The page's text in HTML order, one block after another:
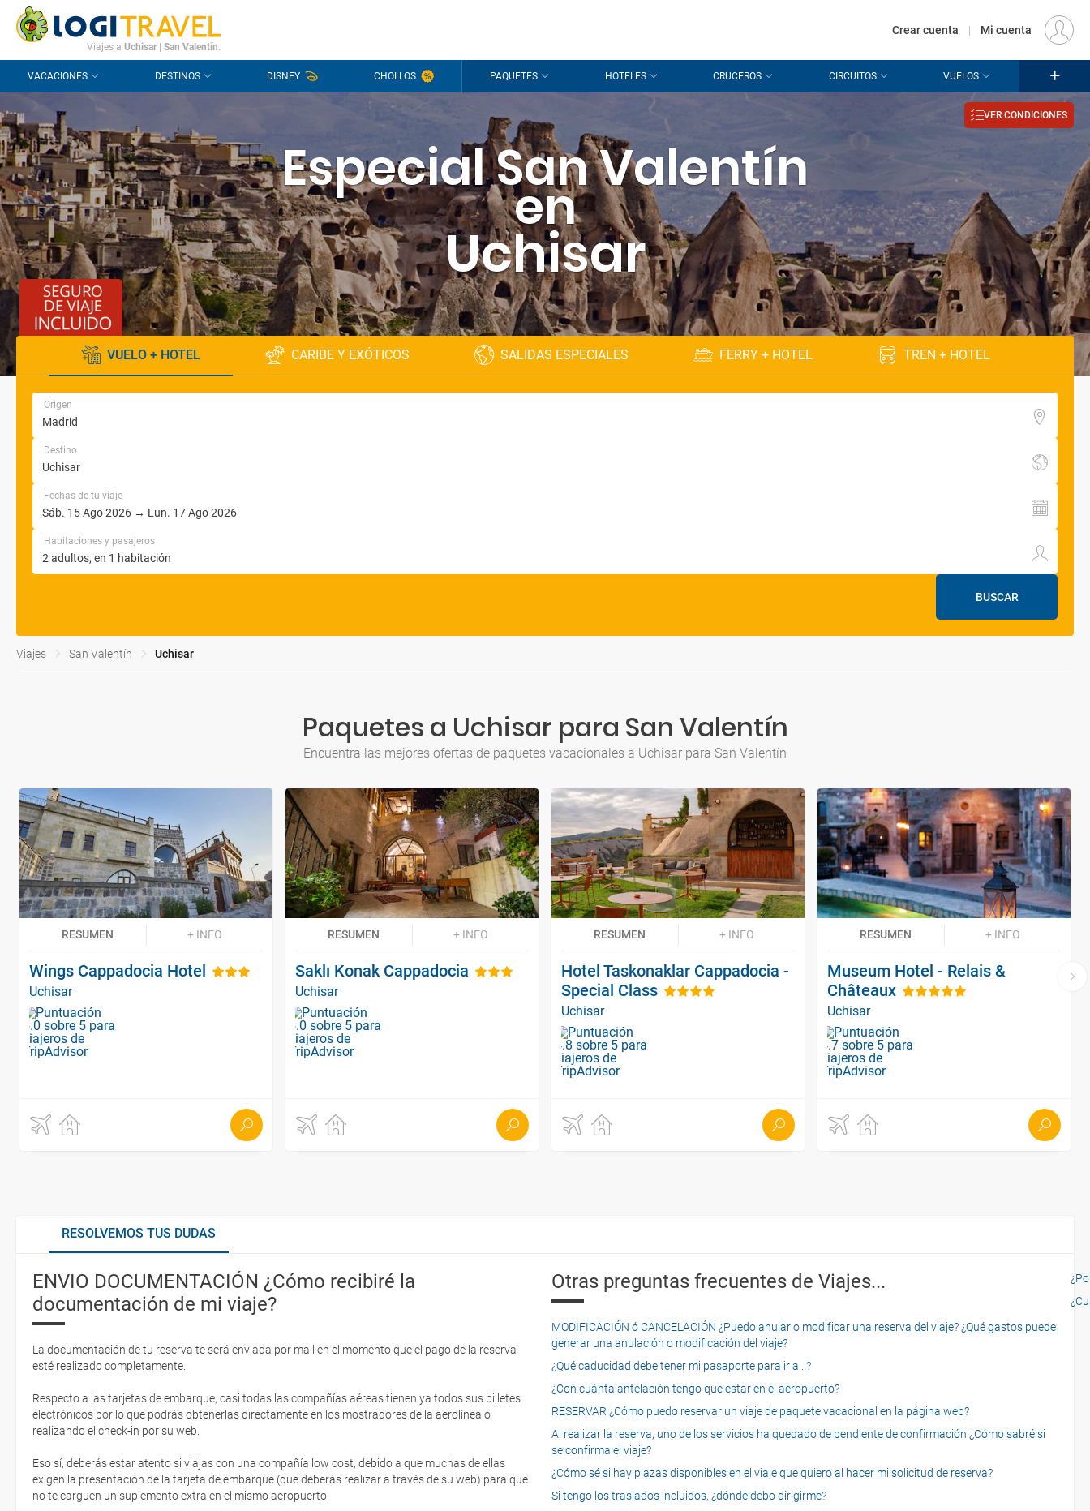
CONTACTO PREGUNTAS FRECUENTES EUR
Viajes a Uchisar| San Valentín.
Crear cuenta | Mi cuenta
VACACIONES DESTINOS DISNEY CHOLLOS PAQUETES HOTELES CRUCEROS CIRCUITOS VUELOS
Especial San Valentín
en
Uchisar
VER CONDICIONES
VUELO + HOTEL CARIBE Y EXÓTICOS SALIDAS ESPECIALES FERRY + HOTEL TREN + HOTEL
Origen
Destino
Fechas de tu viaje
Habitaciones y pasajeros
BUSCAR
Viajes San Valentín Uchisar
Paquetes a Uchisar para San Valentín
Encuentra las mejores ofertas de paquetes vacacionales a Uchisar para San Valentín
RESUMEN + INFO
Wings Cappadocia Hotel
Uchisar
RESUMEN + INFO
Saklı Konak Cappadocia
Uchisar
RESUMEN + INFO
Hotel Taskonaklar Cappadocia -
Special Class
Uchisar
RESUMEN + INFO
Museum Hotel - Relais &
Châteaux
Uchisar
RESOLVEMOS TUS DUDAS
ENVIO DOCUMENTACIÓN ¿Cómo recibiré la
documentación de mi viaje?
La documentación de tu reserva te será enviada por mail en el momento que el pago de la reserva
esté realizado completamente.
Respecto a las tarjetas de embarque, casi todas las compañías aéreas tienen ya todos sus billetes
electrónicos por lo que podrás obtenerlas directamente en los mostradores de la aerolínea o
realizando el check-in por su web.
Eso sí, deberás estar atento si viajas con una compañía low cost, debido a que muchas de ellas
exigen la presentación de la tarjeta de embarque (que deberás realizar a través de su web) para que
no te carguen un suplemento extra en el mismo aeropuerto.
Otras preguntas frecuentes de Viajes...
MODIFICACIÓN ó CANCELACIÓN ¿Puedo anular o modificar una reserva del viaje? ¿Qué gastos puede
generar una anulación o modificación del viaje?
¿Qué caducidad debe tener mi pasaporte para ir a...?
¿Con cuánta antelación tengo que estar en el aeropuerto?
RESERVAR ¿Cómo puedo reservar un viaje de paquete vacacional en la página web?
Al realizar la reserva, uno de los servicios ha quedado de pendiente de confirmación ¿Cómo sabré si
se confirma el viaje?
¿Cómo sé si hay plazas disponibles en el viaje que quiero al hacer mi solicitud de reserva?
Si tengo los traslados incluidos, ¿dónde debo dirigirme?